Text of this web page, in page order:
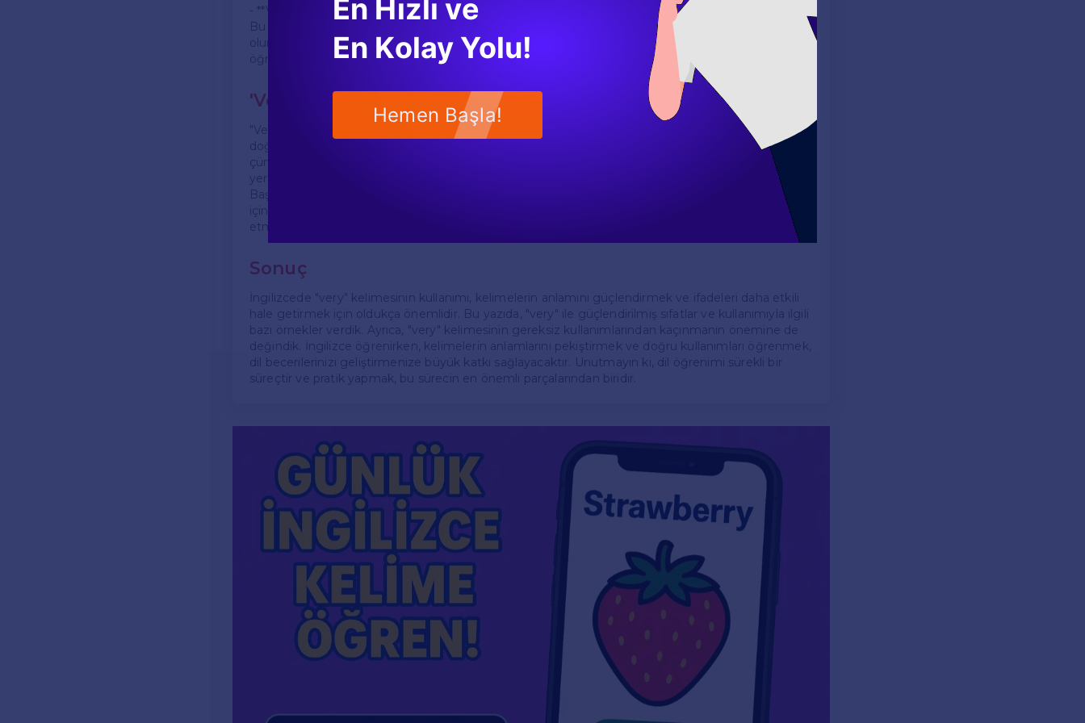
- **Very quick**: Çok hızlı.
Bu tür kullanımlar, dildeki ifadelerinizi zenginleştirir ve daha etkili bir iletişim kurmanıza yardımcı
olur. Özellikle yazılı ve sözlü ifade becerilerinizi geliştirirken, "very" gibi kelimelerin kullanımını
öğrenmek önemlidir.
'Very' Kullanımında Dikkat Edilmesi Gerekenler
"Very" kelimesinin kullanımı oldukça yaygındır, ancak bazı durumlarda aşırıya kaçmak, dilin
doğallığını etkileyebilir. Örneğin, "very unique" ifadesi, "unique" kelimesinin anlamını zayıflatabilir
çünkü "unique" zaten eşsiz anlamına gelir ve bu nedenle "very" ile kullanılması gereksizdir. Bunun
yerine, "unique" kelimesinin kendisi yeterlidir.
Başka bir örnek ise "very perfect" ifadesidir. "Perfect" kelimesi zaten mükemmel anlamına geldiği
için, "very" ile kullanılması da gereksiz ve yanlıştır. Bu tür durumlarda, dil bilgisi kurallarına dikkat
etmek, daha doğru ve etkili bir dil kullanmanıza yardımcı olur.
Sonuç
İngilizcede "very" kelimesinin kullanımı, kelimelerin anlamını güçlendirmek ve ifadeleri daha etkili
hale getirmek için oldukça önemlidir. Bu yazıda, "very" ile güçlendirilmiş sıfatlar ve kullanımıyla ilgili
bazı örnekler verdik. Ayrıca, "very" kelimesinin gereksiz kullanımlarından kaçınmanın önemine de
değindik. İngilizce öğrenirken, kelimelerin anlamlarını pekiştirmek ve doğru kullanımları öğrenmek,
dil becerilerinizi geliştirmenize büyük katkı sağlayacaktır. Unutmayın ki, dil öğrenimi sürekli bir
süreçtir ve pratik yapmak, bu sürecin en önemli parçalarından biridir.
En Hızlı ve
En Kolay Yolu!
Hemen Başla!